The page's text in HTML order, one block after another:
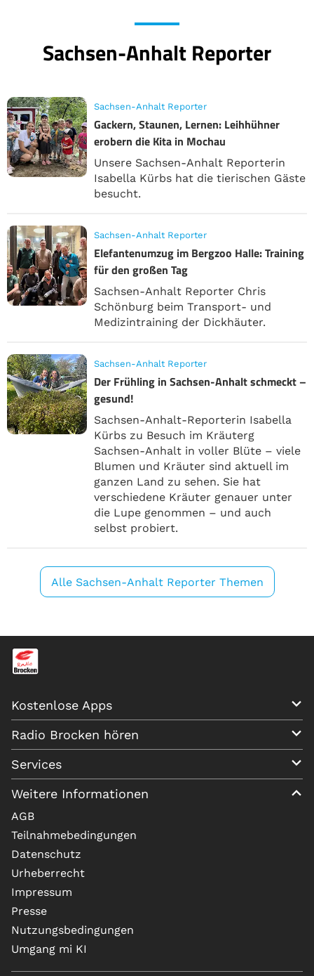
Sachsen-Anhalt Reporter
Sachsen-Anhalt Reporter
Gackern, Staunen, Lernen: Leihhühner
erobern die Kita in Mochau
Unsere Sachsen-Anhalt Reporterin
Isabella Kürbs hat die tierischen Gäste
besucht.
Sachsen-Anhalt Reporter
Elefantenumzug im Bergzoo Halle: Training
für den großen Tag
Sachsen-Anhalt Reporter Chris
Schönburg beim Transport- und
Medizintraining der Dickhäuter.
Sachsen-Anhalt Reporter
Der Frühling in Sachsen-Anhalt schmeckt –
gesund!
Sachsen-Anhalt-Reporterin Isabella
Kürbs zu Besuch im Kräuterg
Sachsen-Anhalt in voller Blüte – viele
Blumen und Kräuter sind aktuell im
ganzen Land zu sehen. Sie hat
verschiedene Kräuter genauer unter
die Lupe genommen – und auch
selbst probiert.
Alle Sachsen-Anhalt Reporter Themen
Kostenlose Apps
Radio Brocken hören
Services
Weitere Informationen
AGB
Teilnahmebedingungen
Datenschutz
Urheberrecht
Impressum
Presse
Nutzungsbedingungen
Umgang mi KI